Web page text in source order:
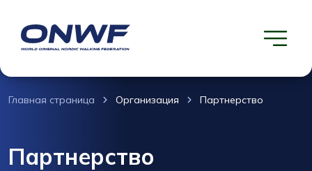
Главная страница Организация Партнерство
Партнерство